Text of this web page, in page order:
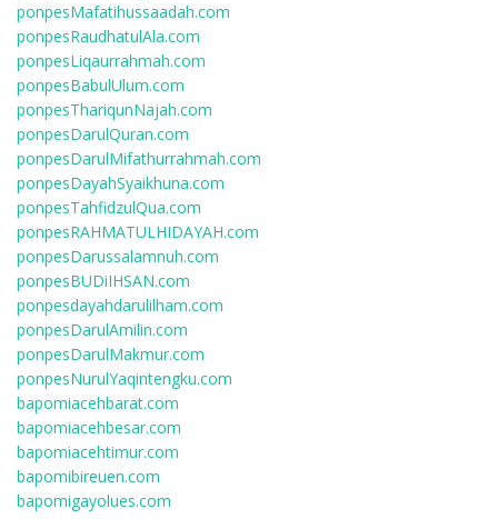
ponpesMafatihussaadah.com
ponpesRaudhatulAla.com
ponpesLiqaurrahmah.com
ponpesBabulUlum.com
ponpesThariqunNajah.com
ponpesDarulQuran.com
ponpesDarulMifathurrahmah.com
ponpesDayahSyaikhuna.com
ponpesTahfidzulQua.com
ponpesRAHMATULHIDAYAH.com
ponpesDarussalamnuh.com
ponpesBUDiIHSAN.com
ponpesdayahdarulilham.com
ponpesDarulAmilin.com
ponpesDarulMakmur.com
ponpesNurulYaqintengku.com
bapomiacehbarat.com
bapomiacehbesar.com
bapomiacehtimur.com
bapomibireuen.com
bapomigayolues.com